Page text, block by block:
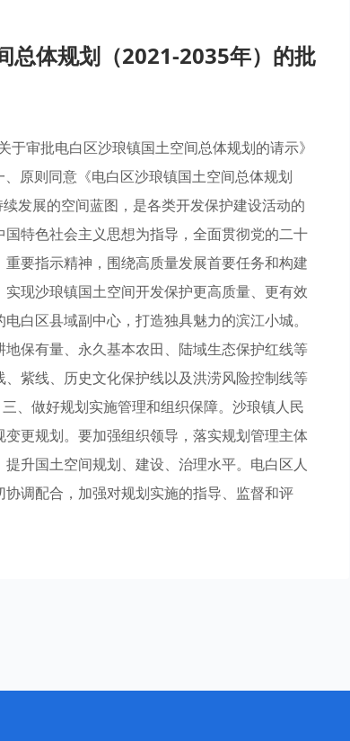
总体规划（2021-2035年）的批
审批电白区沙琅镇国土空间总体规划的请示》
原则同意《电白区沙琅镇国土空间总体规划
发展的空间蓝图，是各类开发保护建设活动的
特色社会主义思想为指导，全面贯彻党的二十
要指示精神，围绕高质量发展首要任务和构建
现沙琅镇国土空间开发保护更高质量、更有效
白区县域副中心，打造独具魅力的滨江小城。
保有量、永久基本农田、陆域生态保护红线等
紫线、历史文化保护线以及洪涝风险控制线等
、做好规划实施管理和组织保障。沙琅镇人民
更规划。要加强组织领导，落实规划管理主体
升国土空间规划、建设、治理水平。电白区人
调配合，加强对规划实施的指导、监督和评